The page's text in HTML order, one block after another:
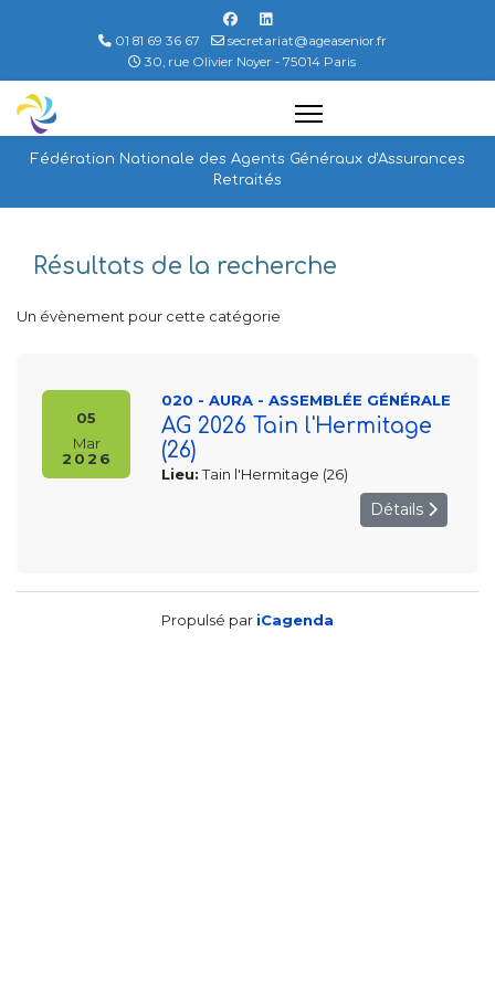
01 81 69 36 67
secretariat@ageasenior.fr
30, rue Olivier Noyer - 75014 Paris
Fédération Nationale des Agents Généraux d'Assurances
Retraités
Résultats de la recherche
Un évènement pour cette catégorie
05
Mar
2026
020 - AURA - ASSEMBLÉE GÉNÉRALE
AG 2026 Tain l'Hermitage
(26)
Lieu:Tain l'Hermitage (26)
Détails
Propulsé par iCagenda